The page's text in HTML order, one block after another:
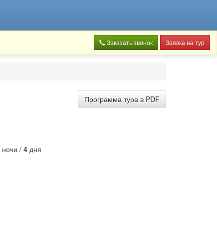
Заказать звонок Заявка на тур
Программа тура в PDF
ночи /4 дня